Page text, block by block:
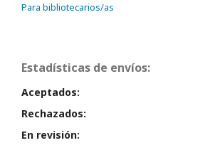
Para bibliotecarios/as
Estadísticas de envíos:
Aceptados:
Rechazados:
En revisión: